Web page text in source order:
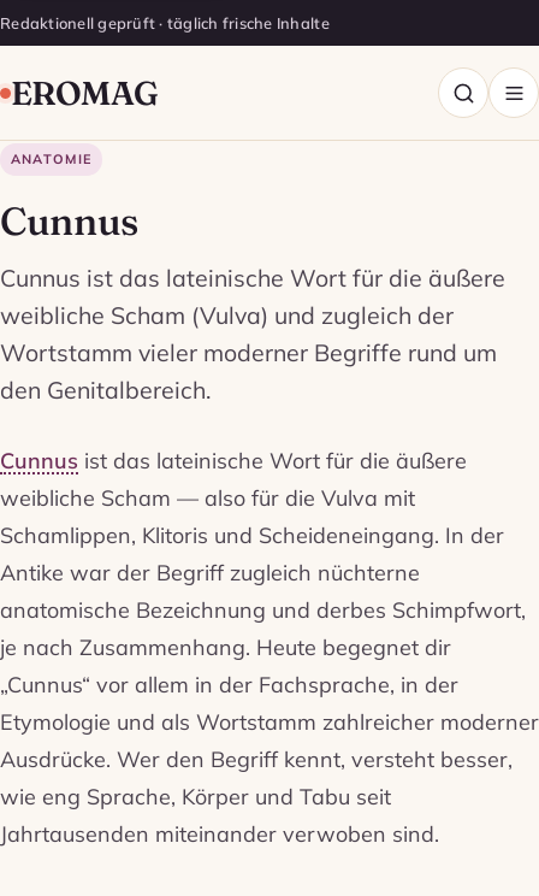
Redaktionell geprüft · täglich frische Inhalte
EROMAG
ANATOMIE
Cunnus
Cunnus ist das lateinische Wort für die äußere
weibliche Scham (Vulva) und zugleich der
Wortstamm vieler moderner Begriffe rund um
den Genitalbereich.
Cunnus ist das lateinische Wort für die äußere
weibliche Scham — also für die Vulva mit
Schamlippen, Klitoris und Scheideneingang. In der
Antike war der Begriff zugleich nüchterne
anatomische Bezeichnung und derbes Schimpfwort,
je nach Zusammenhang. Heute begegnet dir
„Cunnus“ vor allem in der Fachsprache, in der
Etymologie und als Wortstamm zahlreicher moderner
Ausdrücke. Wer den Begriff kennt, versteht besser,
wie eng Sprache, Körper und Tabu seit
Jahrtausenden miteinander verwoben sind.